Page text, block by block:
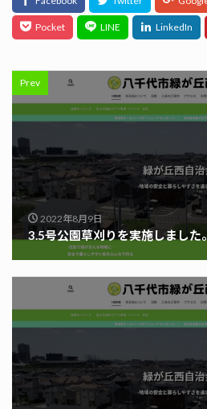
Prev
2022年8月9日
3.5号公園草刈りを実施しました。